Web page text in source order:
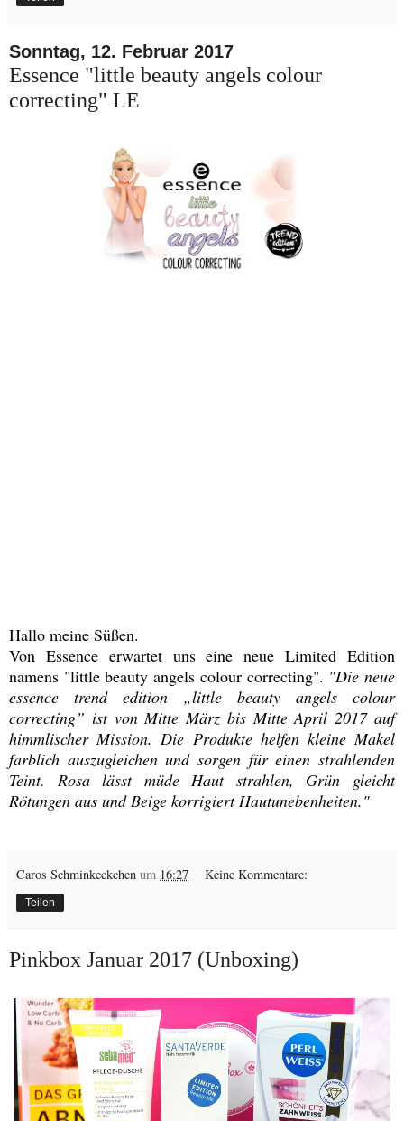
Sonntag, 12. Februar 2017
Essence "little beauty angels colour
correcting" LE
Hallo meine Süßen.
Von Essence erwartet uns eine neue Limited Edition
namens "little beauty angels colour correcting". "Die neue
essence trend edition „little beauty angels colour
correcting” ist von Mitte März bis Mitte April 2017 auf
himmlischer Mission. Die Produkte helfen kleine Makel
farblich auszugleichen und sorgen für einen strahlenden
Teint. Rosa lässt müde Haut strahlen, Grün gleicht
Rötungen aus und Beige korrigiert Hautunebenheiten."
Caros Schminkeckchen um 16:27 Keine Kommentare:
Teilen
Pinkbox Januar 2017 (Unboxing)